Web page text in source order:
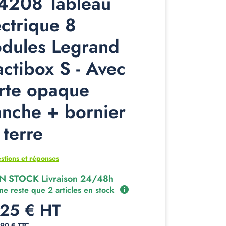
8
Legrand
S - Avec
opaque
+ bornier
et réponses
STOCK Livraison 24/48h
reste que 2 articles en stock
€ HT